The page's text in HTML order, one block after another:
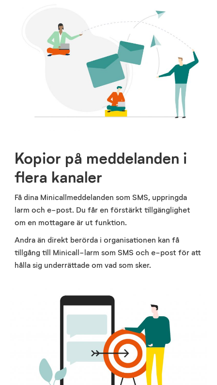
Kopior på meddelanden i
flera kanaler
Få dina Minicallmeddelanden som SMS, uppringda
larm och e-post. Du får en förstärkt tillgänglighet
om en mottagare är ut funktion.
Andra än direkt berörda i organisationen kan få
tillgång till Minicall-larm som SMS och e-post för att
hålla sig underrättade om vad som sker.